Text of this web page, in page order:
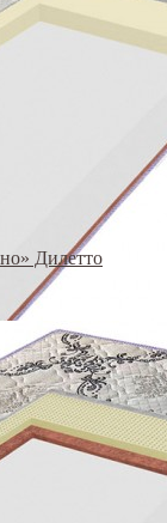
Дилетто